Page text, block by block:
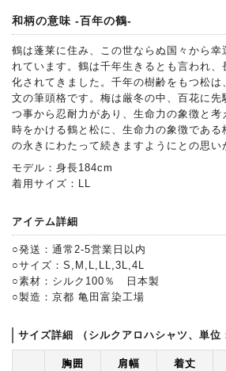
和柄の意味 -百年の鶴-
鶴は蓬莱に住み、この世ならぬ国々から幸
れています。鶴は千年生きるとも言われ、
化されてきました。千年の樹齢をもつ松は
文の筆頭格です。梅は厳冬の中、百花に先
つ事から忍耐力があり、生命力の象徴と考
時をかける鶴と松に、生命力の象徴である
の永きにわたって続きますようにとの思い
モデル：身長184cm
着用サイズ：LL
アイテム詳細
○発送：通常2-5営業日以内
○サイズ：S,M,L,LL,3L,4L
○素材：シルク100％ 日本製
○製造：京都 亀田富染工場
サイズ詳細 （シルクアロハシャツ、単位
胸囲 肩幅 着丈